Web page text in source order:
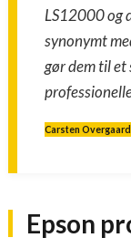
LS12000 og
synonymt
gør dem til
Carsten Overgaard
Epson